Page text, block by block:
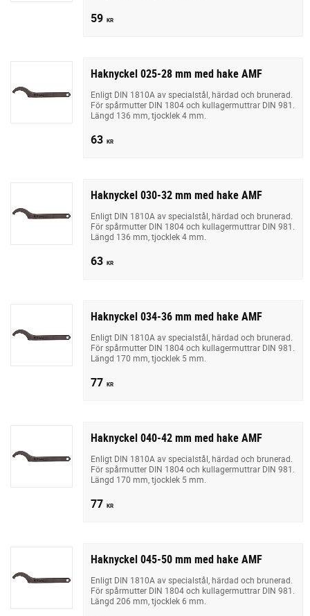
59 KR
Haknyckel 025-28 mm med hake AMF
Enligt DIN 1810A av specialstål, härdad och brunerad.
För spårmutter DIN 1804 och kullagermuttrar DIN 981.
Längd 136 mm, tjocklek 4 mm.
63 KR
Haknyckel 030-32 mm med hake AMF
Enligt DIN 1810A av specialstål, härdad och brunerad.
För spårmutter DIN 1804 och kullagermuttrar DIN 981.
Längd 136 mm, tjocklek 4 mm.
63 KR
Haknyckel 034-36 mm med hake AMF
Enligt DIN 1810A av specialstål, härdad och brunerad.
För spårmutter DIN 1804 och kullagermuttrar DIN 981.
Längd 170 mm, tjocklek 5 mm.
77 KR
Haknyckel 040-42 mm med hake AMF
Enligt DIN 1810A av specialstål, härdad och brunerad.
För spårmutter DIN 1804 och kullagermuttrar DIN 981.
Längd 170 mm, tjocklek 5 mm.
77 KR
Haknyckel 045-50 mm med hake AMF
Enligt DIN 1810A av specialstål, härdad och brunerad.
För spårmutter DIN 1804 och kullagermuttrar DIN 981.
Längd 206 mm, tjocklek 6 mm.